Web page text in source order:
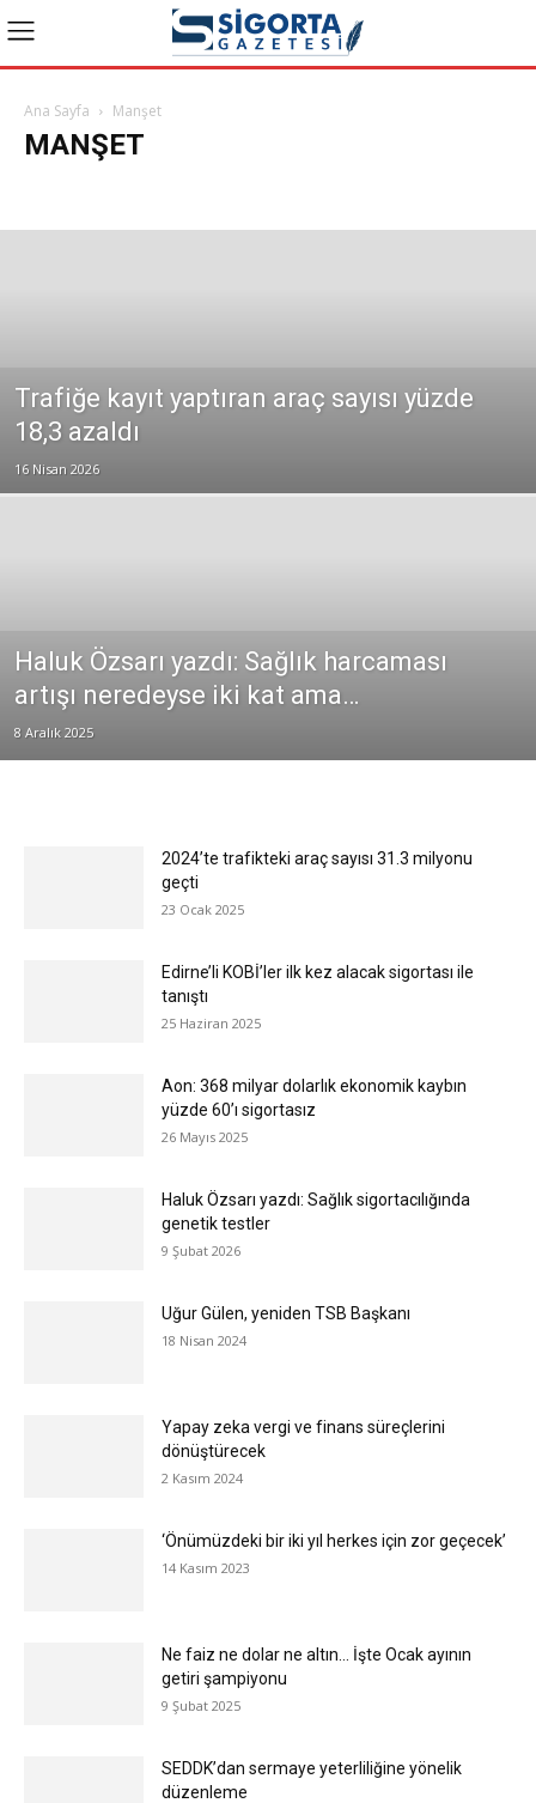
Ana Sayfa Manşet
MANŞET
Trafiğe kayıt yaptıran araç sayısı yüzde
18,3 azaldı
16 Nisan 2026
Haluk Özsarı yazdı: Sağlık harcaması
artışı neredeyse iki kat ama…
8 Aralık 2025
2024’te trafikteki araç sayısı 31.3 milyonu
geçti
23 Ocak 2025
Edirne’li KOBİ’ler ilk kez alacak sigortası ile
tanıştı
25 Haziran 2025
Aon: 368 milyar dolarlık ekonomik kaybın
yüzde 60’ı sigortasız
26 Mayıs 2025
Haluk Özsarı yazdı: Sağlık sigortacılığında
genetik testler
9 Şubat 2026
Uğur Gülen, yeniden TSB Başkanı
18 Nisan 2024
Yapay zeka vergi ve finans süreçlerini
dönüştürecek
2 Kasım 2024
‘Önümüzdeki bir iki yıl herkes için zor geçecek’
14 Kasım 2023
Ne faiz ne dolar ne altın… İşte Ocak ayının
getiri şampiyonu
9 Şubat 2025
SEDDK’dan sermaye yeterliliğine yönelik
düzenleme